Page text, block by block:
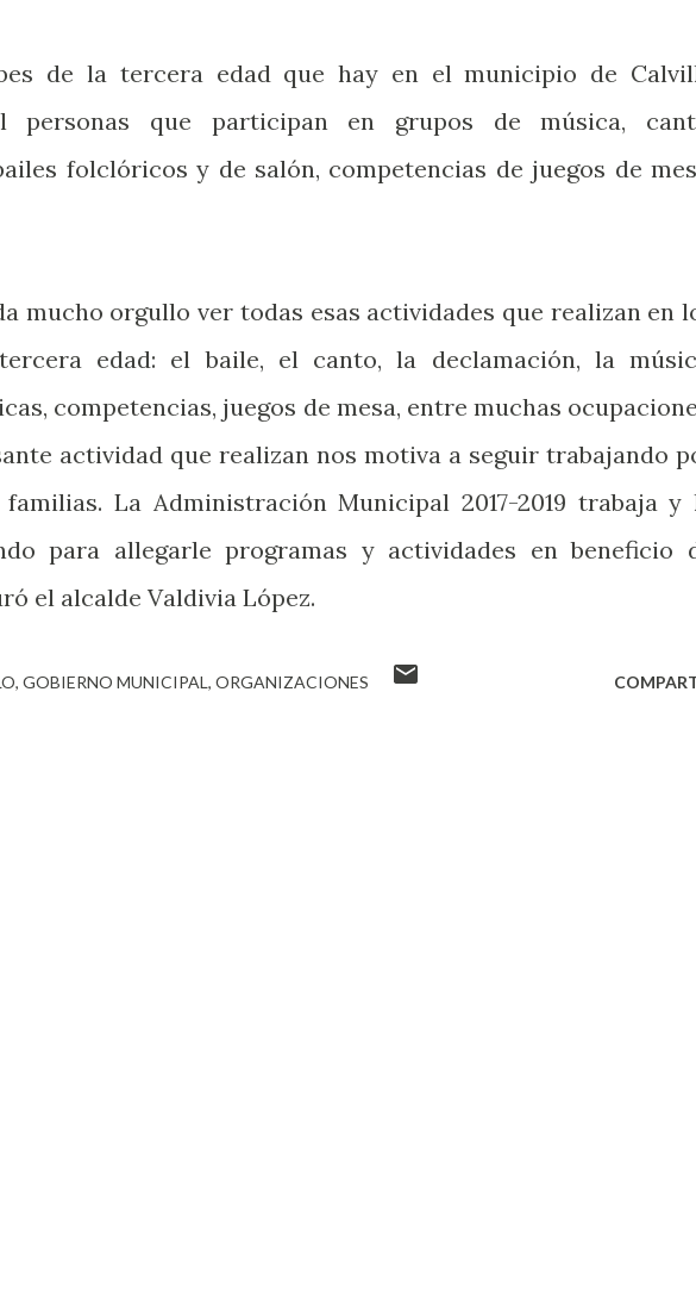
de la tercera edad que hay en el municipio de
personas que participan en grupos de música,
folclóricos y de salón, competencias de juegos de
mucho orgullo ver todas esas actividades que realizan en
edad: el baile, el canto, la declamación, la
competencias, juegos de mesa, entre muchas
actividad que realizan nos motiva a seguir trabajando
La Administración Municipal 2017-2019 trabaja y
para allegarle programas y actividades en beneficio
el alcalde Valdivia López.
GOBIERNO MUNICIPAL ORGANIZACIONES